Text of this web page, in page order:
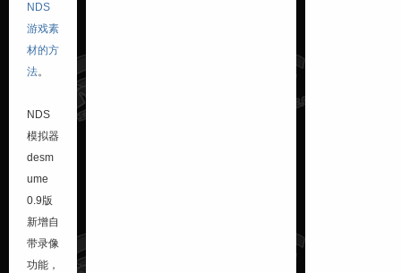
NDS
游戏素
材的方
法。
NDS
模拟器
desm
ume
0.9版
新增自
带录像
功能，